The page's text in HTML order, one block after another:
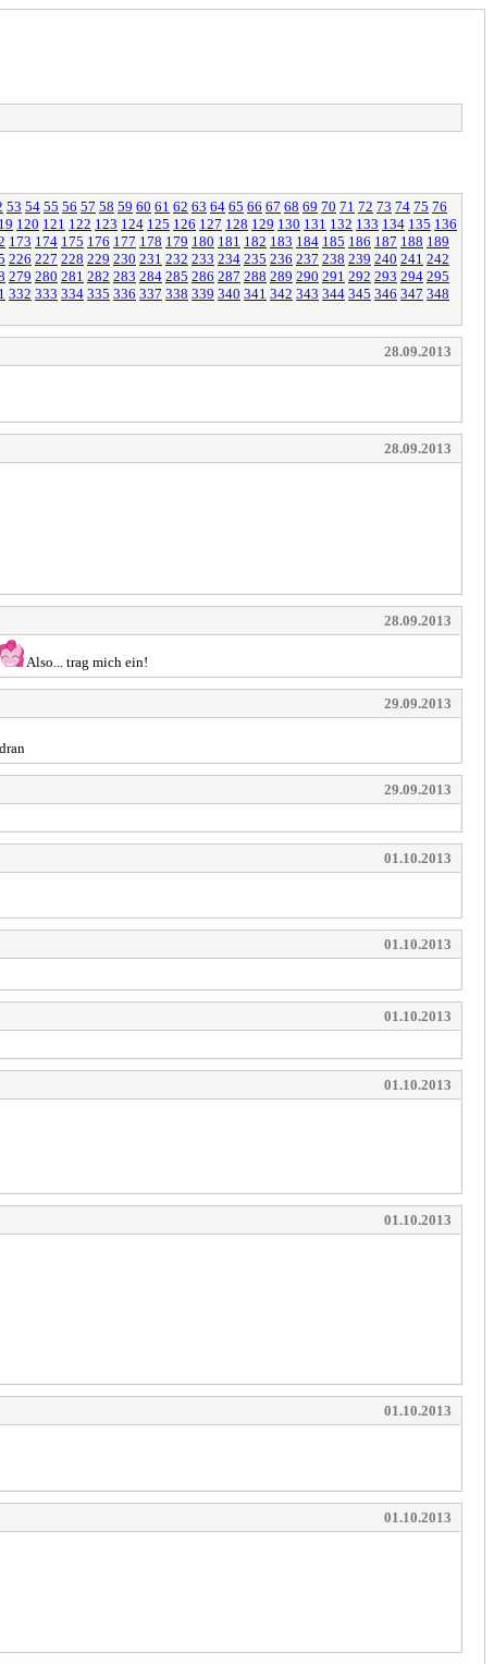
53 54 55 56 57 58 59 60 61 62 63 64 65 66 67 68 69 70 71 72 73 74 75 76
120 121 122 123 124 125 126 127 128 129 130 131 132 133 134 135 136
173 174 175 176 177 178 179 180 181 182 183 184 185 186 187 188 189
226 227 228 229 230 231 232 233 234 235 236 237 238 239 240 241 242
279 280 281 282 283 284 285 286 287 288 289 290 291 292 293 294 295
332 333 334 335 336 337 338 339 340 341 342 343 344 345 346 347 348
28.09.2013
28.09.2013
28.09.2013
Also... trag mich ein!
29.09.2013
29.09.2013
01.10.2013
01.10.2013
01.10.2013
01.10.2013
01.10.2013
01.10.2013
01.10.2013